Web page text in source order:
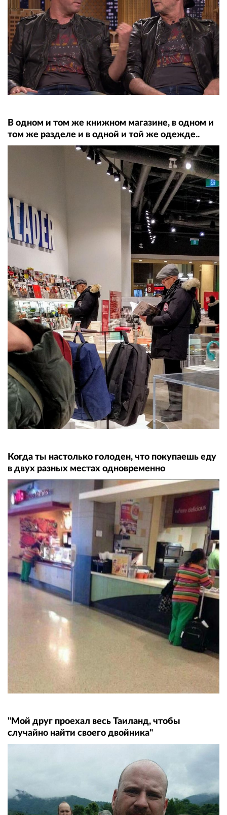
В одном и том же книжном магазине, в одном и
том же разделе и в одной и той же одежде..
Когда ты настолько голоден, что покупаешь еду
в двух разных местах одновременно
"Мой друг проехал весь Таиланд, чтобы
случайно найти своего двойника"